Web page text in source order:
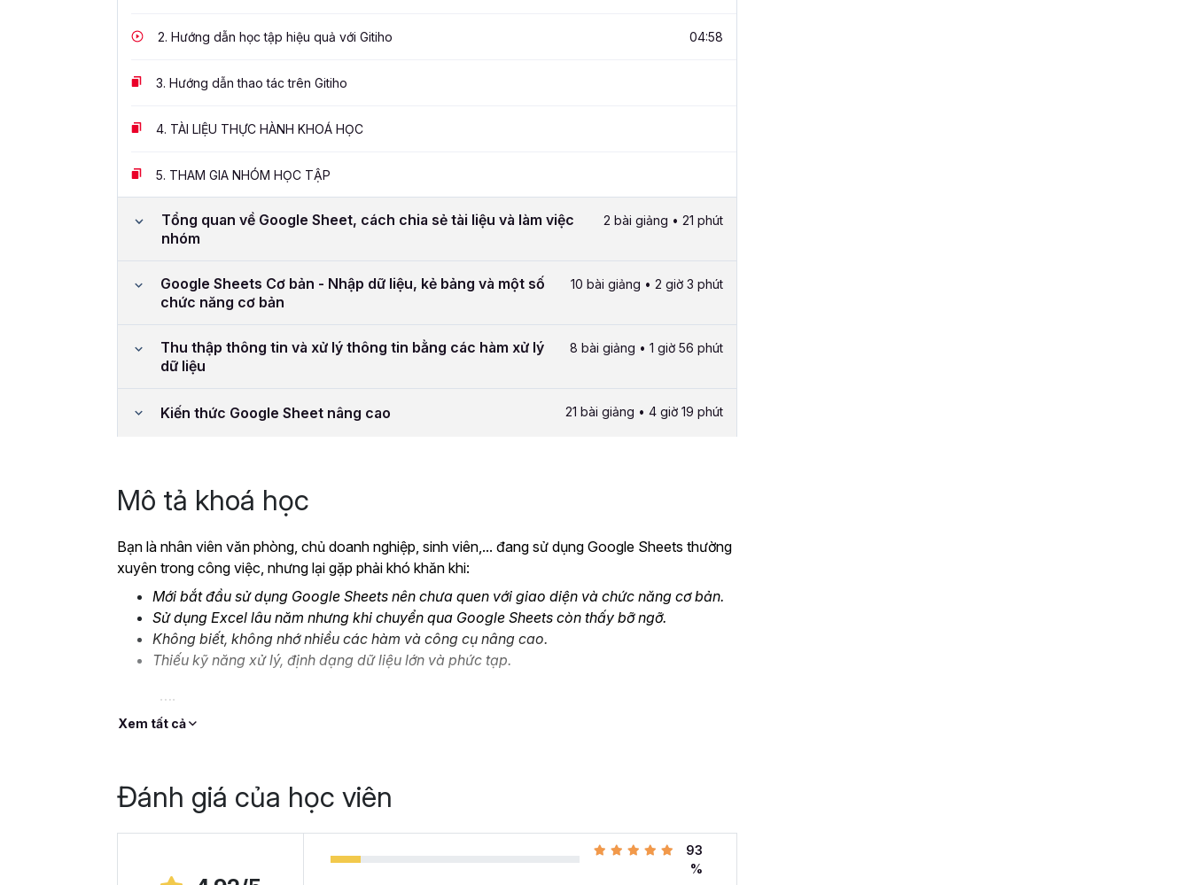
2. Hướng dẫn học tập hiệu quả với Gitiho 04:58
3. Hướng dẫn thao tác trên Gitiho
4. TÀI LIỆU THỰC HÀNH KHOÁ HỌC
5. THAM GIA NHÓM HỌC TẬP
Tổng quan về Google Sheet, cách chia sẻ tài liệu và làm việc
nhóm
2 bài giảng • 21 phút
Google Sheets Cơ bản - Nhập dữ liệu, kẻ bảng và một số
chức năng cơ bản
10 bài giảng • 2 giờ 3 phút
Thu thập thông tin và xử lý thông tin bằng các hàm xử lý
dữ liệu
8 bài giảng • 1 giờ 56 phút
Kiến thức Google Sheet nâng cao 21 bài giảng • 4 giờ 19 phút
Mô tả khoá học
Bạn là nhân viên văn phòng, chủ doanh nghiệp, sinh viên,... đang sử dụng Google Sheets thường
xuyên trong công việc, nhưng lại gặp phải khó khăn khi:
Mới bắt đầu sử dụng Google Sheets nên chưa quen với giao diện và chức năng cơ bản.
Sử dụng Excel lâu năm nhưng khi chuyển qua Google Sheets còn thấy bỡ ngỡ.
Không biết, không nhớ nhiều các hàm và công cụ nâng cao.
Thiếu kỹ năng xử lý, định dạng dữ liệu lớn và phức tạp.
….
Đó là lý do mà Gitiho cho ra mắt khóa học
Tại sao bạn nên học Google Sheet?
Ngày nay, cách chúng ta sử dụng bảng tính đang thay đổi rất nhiều. Thay vì gần như chỉ sử
, chúng ta chuyển dịch nhiều sang các công cụ online và có khả năng cộng tác dễ
Xem tất cả
Đánh giá của học viên
93
%